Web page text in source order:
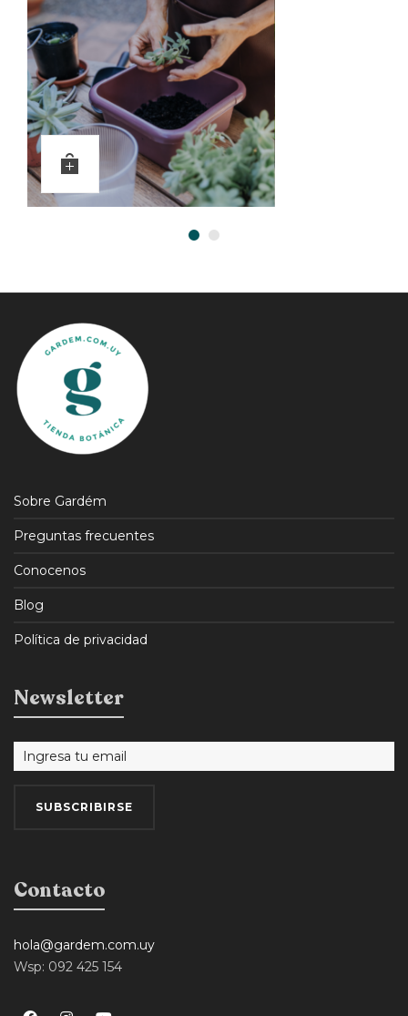
Sobre Gardém
Preguntas frecuentes
Conocenos
Blog
Política de privacidad
Newsletter
Contacto
hola@gardem.com.uy
Wsp: 092 425 154